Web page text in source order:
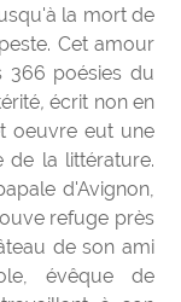
la mort de
Cet amour
366 poésies du
,écrit non en
oeuvre eut une
de la littérature.
d'Avignon,
refuge près
de son ami
évêque de